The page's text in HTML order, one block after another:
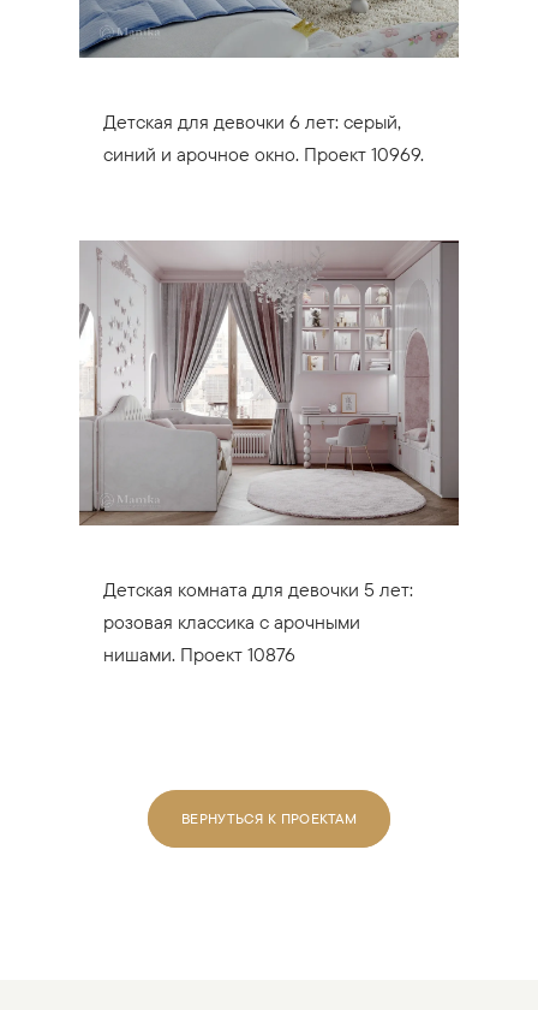
Детская для девочки 6 лет: серый,
синий и арочное окно. Проект 10969.
Детская комната для девочки 5 лет:
розовая классика с арочными
нишами. Проект 10876
ВЕРНУТЬСЯ К ПРОЕКТАМ